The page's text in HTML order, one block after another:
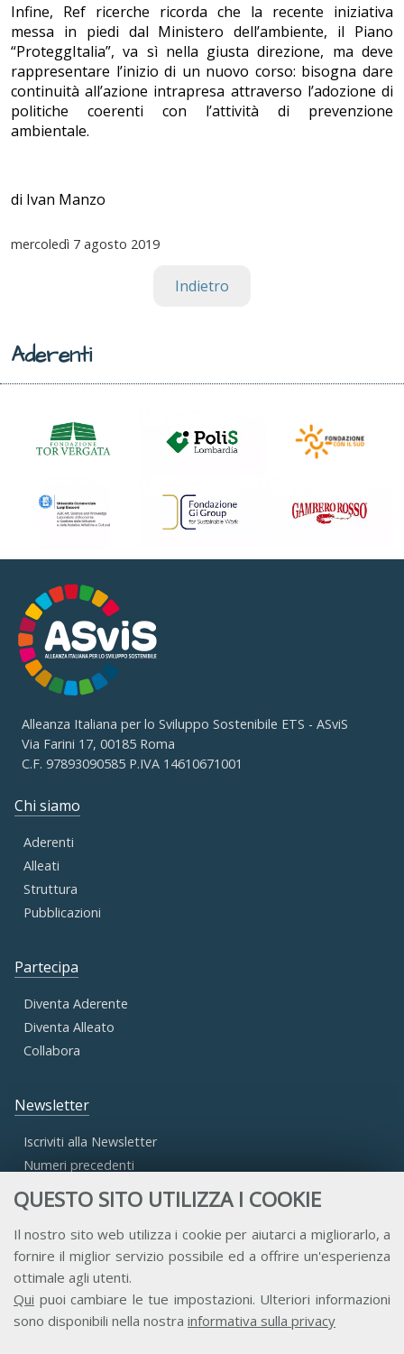
QUESTO SITO UTILIZZA I COOKIE
Il nostro sito web utilizza i cookie per aiutarci a migliorarlo, a
fornire il miglior servizio possibile ed a offrire un'esperienza
ottimale agli utenti.
Qui puoi cambiare le tue impostazioni. Ulteriori informazioni
sono disponibili nella nostra informativa sulla privacy
Infine, Ref ricerche ricorda che la recente iniziativa
messa in piedi dal Ministero dell’ambiente, il Piano
“ProteggItalia”, va sì nella giusta direzione, ma deve
rappresentare l’inizio di un nuovo corso: bisogna dare
continuità all’azione intrapresa attraverso l’adozione di
politiche coerenti con l’attività di prevenzione
ambientale.
di Ivan Manzo
mercoledì 7 agosto 2019
Indietro
Aderenti
Alleanza Italiana per lo Sviluppo Sostenibile ETS - ASviS
Via Farini 17, 00185 Roma
C.F. 97893090585 P.IVA 14610671001
Chi siamo
Aderenti
Alleati
Struttura
Pubblicazioni
Partecipa
Diventa Aderente
Diventa Alleato
Collabora
Newsletter
Iscriviti alla Newsletter
Numeri precedenti
Accesso Aderenti
Accesso Consulta
Accesso Team